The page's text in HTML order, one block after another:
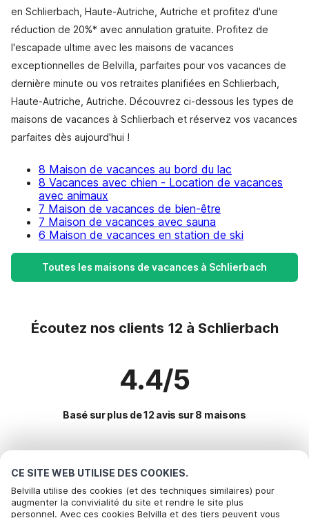
CE SITE WEB UTILISE DES COOKIES.
Belvilla utilise des cookies (et des techniques similaires) pour
augmenter la convivialité du site et rendre le site plus
personnel. Avec ces cookies Belvilla et des tiers peuvent vous
en Schlierbach, Haute-Autriche, Autriche et profitez d'une
réduction de 20%* avec annulation gratuite. Profitez de
l'escapade ultime avec les maisons de vacances
exceptionnelles de Belvilla, parfaites pour vos vacances de
dernière minute ou vos retraites planifiées en Schlierbach,
Haute-Autriche, Autriche. Découvrez ci-dessous les types de
maisons de vacances à Schlierbach et réservez vos vacances
parfaites dès aujourd'hui !
8 Maison de vacances au bord du lac
8 Vacances avec chien - Location de vacances
avec animaux
7 Maison de vacances de bien-être
7 Maison de vacances avec sauna
6 Maison de vacances en station de ski
Toutes les maisons de vacances à Schlierbach
Écoutez nos clients 12 à Schlierbach
4.4/5
Basé sur plus de 12 avis sur 8 maisons
Destinations les plus populaires pour les
vacances